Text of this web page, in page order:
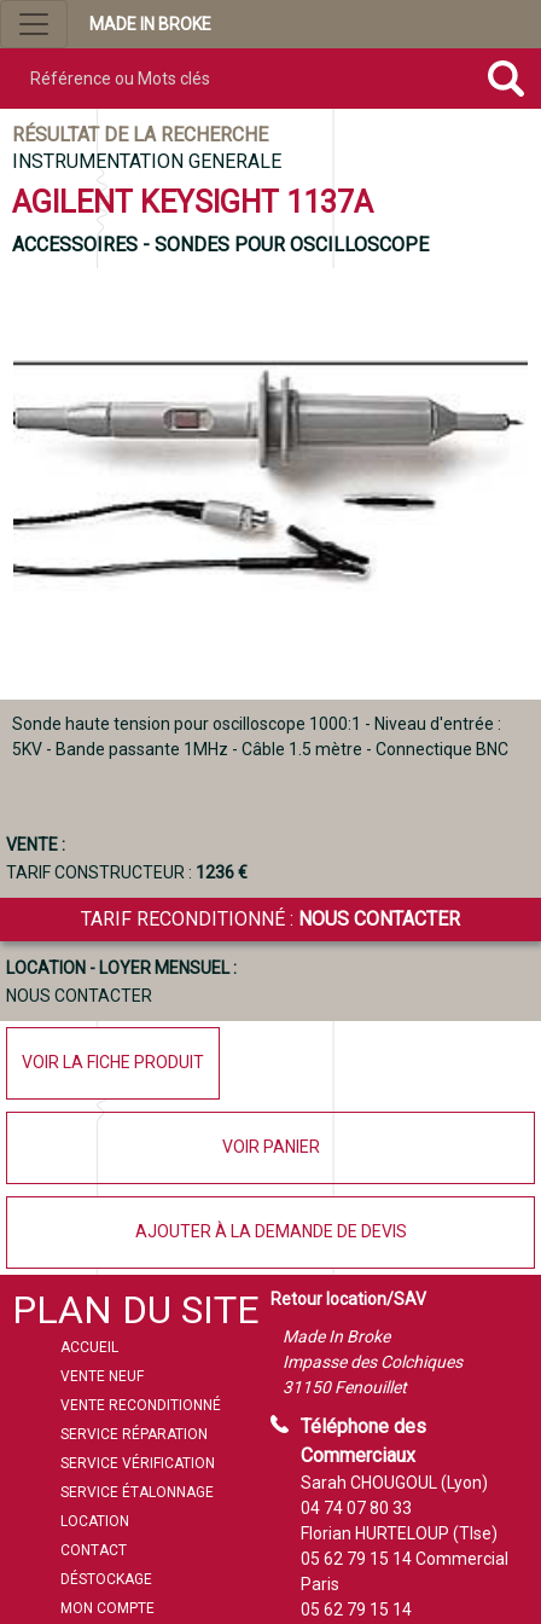
MADE IN BROKE
RÉSULTAT DE LA RECHERCHE
INSTRUMENTATION GENERALE
AGILENT KEYSIGHT 1137A
ACCESSOIRES - SONDES POUR OSCILLOSCOPE
Sonde haute tension pour oscilloscope 1000:1 - Niveau d'entrée :
5KV - Bande passante 1MHz - Câble 1.5 mètre - Connectique BNC
VENTE :
TARIF CONSTRUCTEUR : 1236 €
TARIF RECONDITIONNÉ : NOUS CONTACTER
LOCATION - LOYER MENSUEL :
NOUS CONTACTER
VOIR LA FICHE PRODUIT
VOIR PANIER
AJOUTER À LA DEMANDE DE DEVIS
PLAN DU SITE
ACCUEIL
VENTE NEUF
VENTE RECONDITIONNÉ
SERVICE RÉPARATION
SERVICE VÉRIFICATION
SERVICE ÉTALONNAGE
LOCATION
CONTACT
DÉSTOCKAGE
MON COMPTE
Retour location/SAV
Made In Broke
Impasse des Colchiques
31150 Fenouillet
Téléphone des
Commerciaux
Sarah CHOUGOUL (Lyon)
04 74 07 80 33
Florian HURTELOUP (Tlse)
05 62 79 15 14Commercial
Paris
05 62 79 15 14